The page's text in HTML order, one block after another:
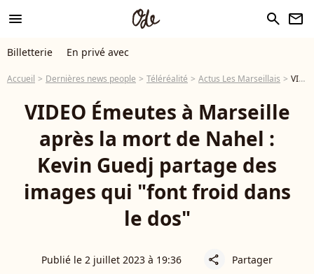
menu search newsletter
Billetterie En privé avec
Accueil Dernières news people Téléréalité Actus Les Marseillais VIDEO Émeutes à Marseille après la mort de Nahel : Kevin Guedj partage des images qui "font froid dans le dos"
VIDEO Émeutes à Marseille
après la mort de Nahel :
Kevin Guedj partage des
images qui "font froid dans
le dos"
Publié le 2 juillet 2023 à 19:36 share Partager